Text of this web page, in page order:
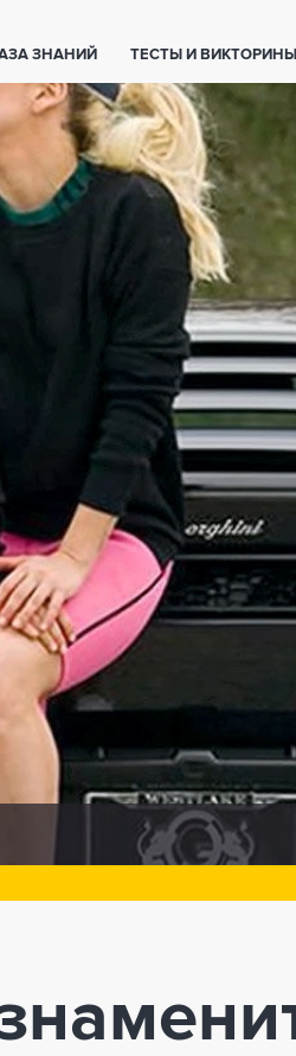
ЗНАНИЙ ТЕСТЫ И ВИКТОРИНЫ
ЖИВОТНЫЕ ПОЛЕЗНО ЗНАТЬ